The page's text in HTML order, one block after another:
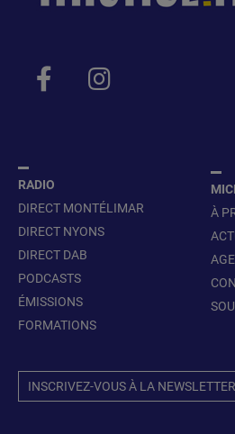
RADIO
DIRECT MONTÉLIMAR
DIRECT NYONS
DIRECT DAB
PODCASTS
ÉMISSIONS
FORMATIONS
À
INSCRIVEZ-VOUS À LA